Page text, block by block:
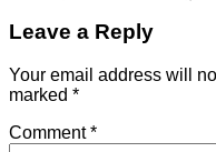
Leave a Reply
Your email address will
marked *
Comment*